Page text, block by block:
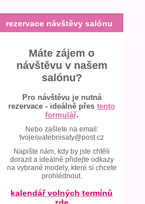
rezervace návštěvy salónu
Máte zájem o
návštěvu v našem
salónu?
Pro návštěvu je nutná
rezervace - ideálně přes tento
formulář.
Nebo zašlete na email:
tvojesvatebnisaty@post.cz
Napište nám, kdy by jste chtěli
dorazit a ideálně přidejte odkazy
na vybrané modely, které si chcete
prohlédnout.
kalendář volných termínů